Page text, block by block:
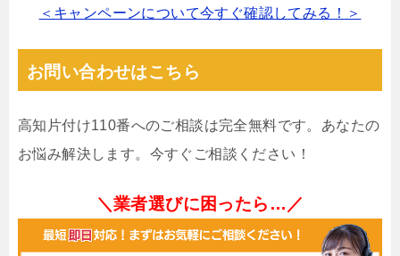
＜キャンペーンについて今すぐ確認してみる！＞
お問い合わせはこちら
高知片付け110番へのご相談は完全無料です。あなたの
お悩み解決します。今すぐご相談ください！
＼業者選びに困ったら…／